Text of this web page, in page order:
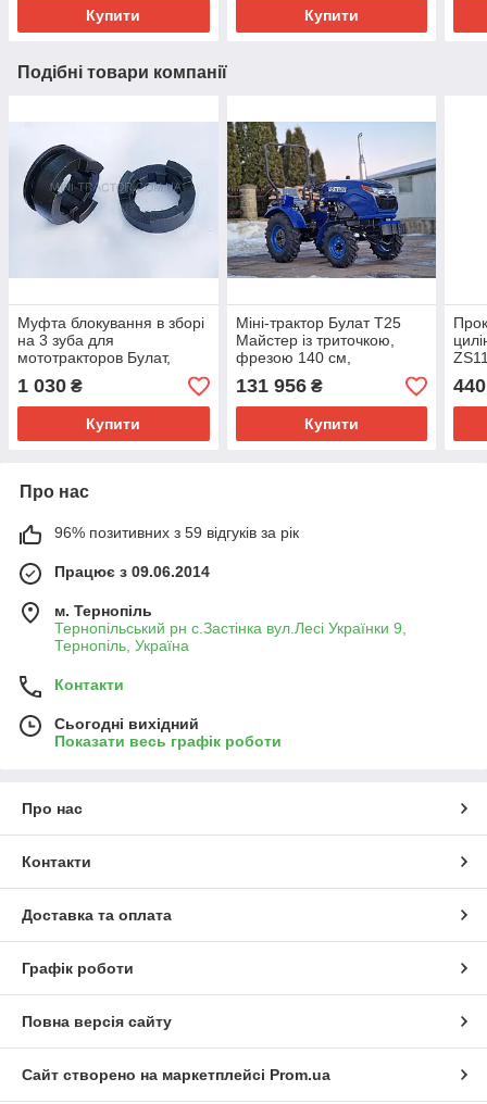
Купити Купити
Подібні товари компанії
Муфта блокування в зборі
на 3 зуба для
мототракторов Булат,
Форте, Зубр, ДМТЗ.
Українське виробництво!
1 030 ₴
Купити
Міні-трактор Булат Т25
Майстер із триточкою,
фрезою 140 см,
польський плуг, передня
гідравліка, грузи
131 956₴
Купити
440
Про нас
96% позитивних з 59 відгуків за рік
Працює з 09.06.2014
м. Тернопіль
Тернопільський рн с.Застінка вул.Лесі Українки 9,
Тернопіль, Україна
Контакти
Сьогодні вихідний
Показати весь графік роботи
Про нас
Контакти
Доставка та оплата
Графік роботи
Повна версія сайту
Сайт створено на маркетплейсі Prom.ua